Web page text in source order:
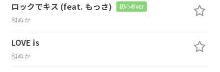
ロックでキス (feat. もっさ) 初心者ver
和ぬか
LOVE is
和ぬか